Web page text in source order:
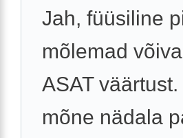
Jah, füüsiline
mõlemad
ASAT
mõne nädala